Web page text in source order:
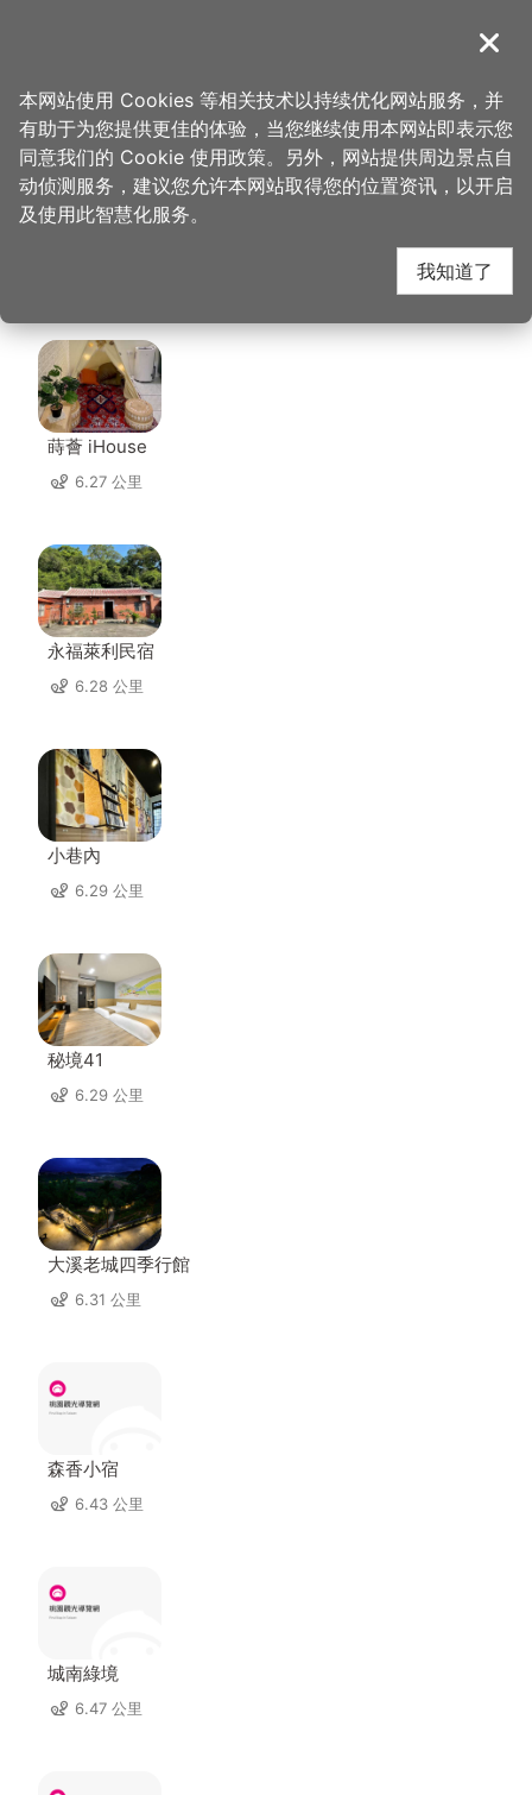
導覽
首页 > 想去的地方 > 美食、购物 > 合家欢阿婆面店
合家欢阿婆面店 周边住
宿
蒔薈 iHouse
6.27 公里
永福萊利民宿
6.28 公里
小巷內
6.29 公里
秘境41
6.29 公里
大溪老城四季行館
6.31 公里
森香小宿
6.43 公里
城南綠境
6.47 公里
关闭
本网站使用 Cookies 等相关技术以持续优化网站服务，并
有助于为您提供更佳的体验，当您继续使用本网站即表示您
同意我们的 Cookie 使用政策。另外，网站提供周边景点自
动侦测服务，建议您允许本网站取得您的位置资讯，以开启
及使用此智慧化服务。
我知道了